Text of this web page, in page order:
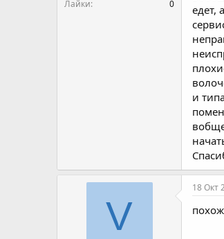
Лайки
0
едет,
и
V
18 Окт